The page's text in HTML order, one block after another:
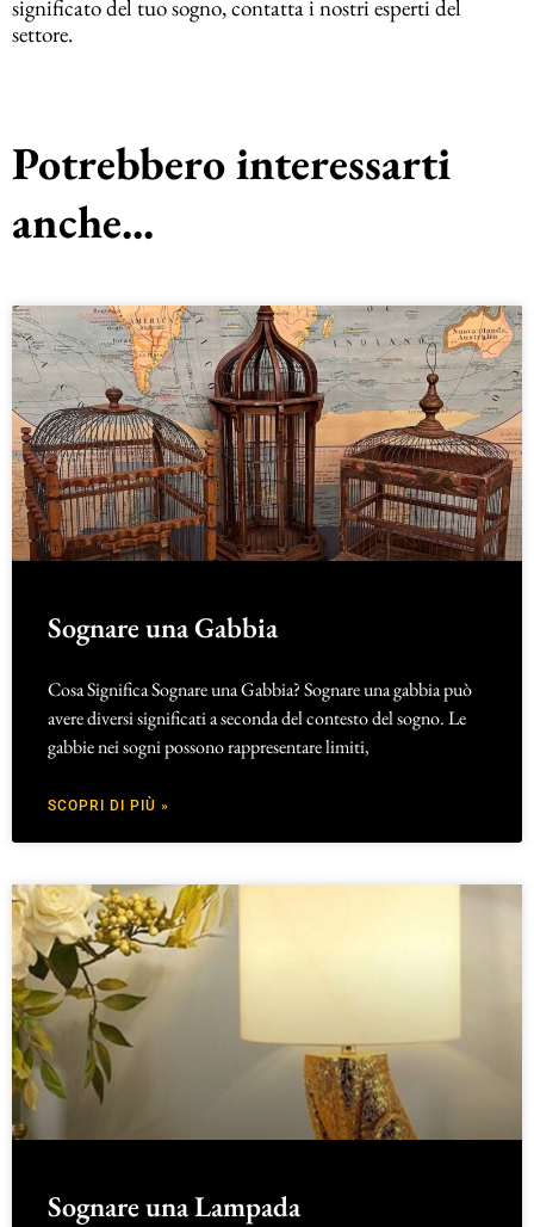
significato del tuo sogno, contatta i nostri esperti del
settore.
Potrebbero interessarti
anche...
Sognare una Gabbia
Cosa Significa Sognare una Gabbia? Sognare una gabbia può
avere diversi significati a seconda del contesto del sogno. Le
gabbie nei sogni possono rappresentare limiti,
SCOPRI DI PIÙ »
Sognare una Lampada